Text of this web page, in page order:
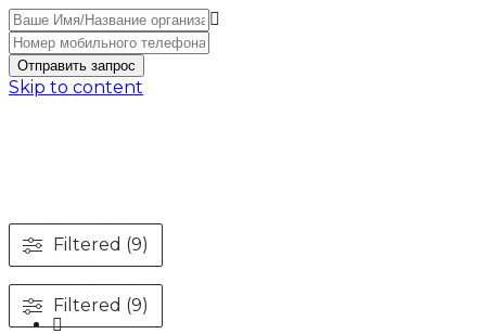
Отправить запрос
Skip to content
Filtered (9)
Filtered (9)